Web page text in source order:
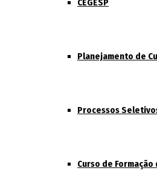
CEGESP
Planejamento de
Processos
Curso de